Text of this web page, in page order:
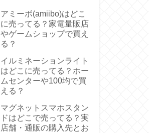
アミーボ(amiibo)はどこ
に売ってる？家電量販店
やゲームショップで買え
る？
イルミネーションライト
はどこに売ってる？ホー
ムセンターや100均で買
える？
マグネットスマホスタン
ドはどこで売ってる？実
店舗・通販の購入先とお